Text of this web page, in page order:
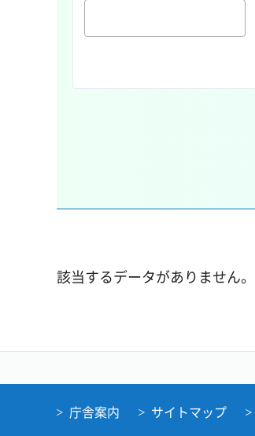
該当するデータがありません。
庁舎案内 サイトマップ